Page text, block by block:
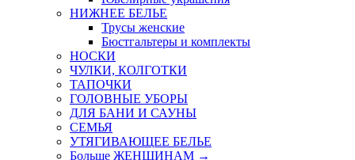
НИЖНЕЕ БЕЛЬЕ
Трусы женские
Бюстгальтеры и комплекты
НОСКИ
ЧУЛКИ, КОЛГОТКИ
ТАПОЧКИ
ГОЛОВНЫЕ УБОРЫ
ДЛЯ БАНИ И САУНЫ
СЕМЬЯ
УТЯГИВАЮЩЕЕ БЕЛЬЕ
Больше ЖЕНЩИНАМ →